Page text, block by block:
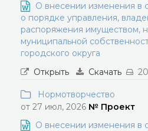
О внесении изменения в
о порядке управления,
распоряжения имуществом,
муниципальной
городского округа
Открыть
Скачать
Нормотворчество
от 27 июл, 2026 № Проект
О внесении изменения в